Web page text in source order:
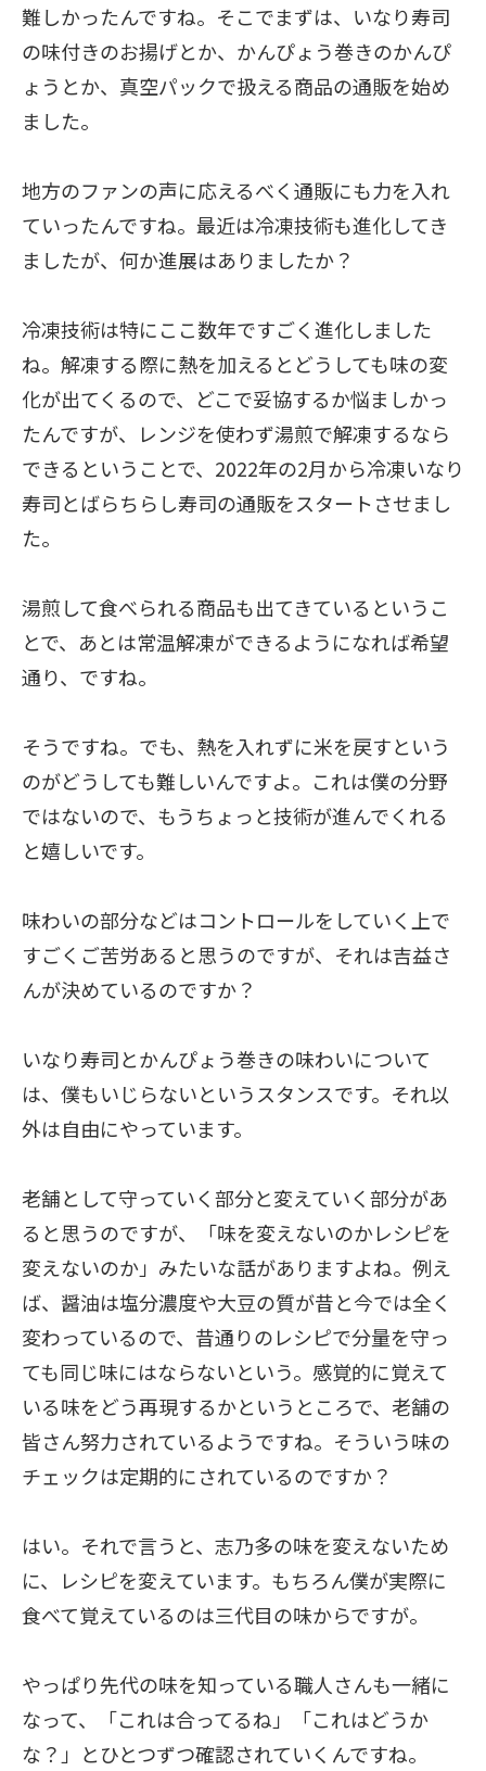
難しかったんですね。そこでまずは、いなり寿司
の味付きのお揚げとか、かんぴょう巻きのかんぴ
ょうとか、真空パックで扱える商品の通販を始め
ました。
地方のファンの声に応えるべく通販にも力を入れ
ていったんですね。最近は冷凍技術も進化してき
ましたが、何か進展はありましたか？
冷凍技術は特にここ数年ですごく進化しました
ね。解凍する際に熱を加えるとどうしても味の変
化が出てくるので、どこで妥協するか悩ましかっ
たんですが、レンジを使わず湯煎で解凍するなら
できるということで、2022年の2月から冷凍いなり
寿司とばらちらし寿司の通販をスタートさせまし
た。
湯煎して食べられる商品も出てきているというこ
とで、あとは常温解凍ができるようになれば希望
通り、ですね。
そうですね。でも、熱を入れずに米を戻すという
のがどうしても難しいんですよ。これは僕の分野
ではないので、もうちょっと技術が進んでくれる
と嬉しいです。
味わいの部分などはコントロールをしていく上で
すごくご苦労あると思うのですが、それは吉益さ
んが決めているのですか？
いなり寿司とかんぴょう巻きの味わいについて
は、僕もいじらないというスタンスです。それ以
外は自由にやっています。
老舗として守っていく部分と変えていく部分があ
ると思うのですが、「味を変えないのかレシピを
変えないのか」みたいな話がありますよね。例え
ば、醤油は塩分濃度や大豆の質が昔と今では全く
変わっているので、昔通りのレシピで分量を守っ
ても同じ味にはならないという。感覚的に覚えて
いる味をどう再現するかというところで、老舗の
皆さん努力されているようですね。そういう味の
チェックは定期的にされているのですか？
はい。それで言うと、志乃多の味を変えないため
に、レシピを変えています。もちろん僕が実際に
食べて覚えているのは三代目の味からですが。
やっぱり先代の味を知っている職人さんも一緒に
なって、「これは合ってるね」「これはどうか
な？」とひとつずつ確認されていくんですね。